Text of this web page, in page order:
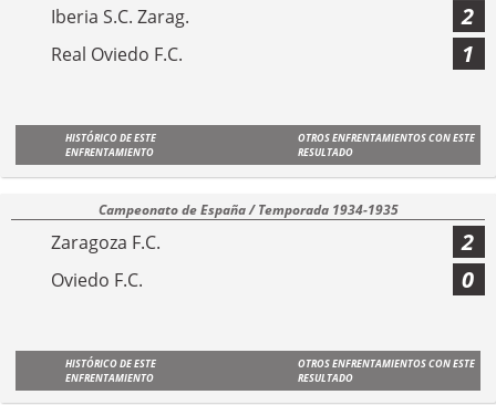
Iberia S.C. Zarag. 2
Real Oviedo F.C. 1
HISTÓRICO DE ESTE
ENFRENTAMIENTO
OTROS ENFRENTAMIENTOS CON ESTE
RESULTADO
Campeonato de España / Temporada 1934-1935
Zaragoza F.C. 2
Oviedo F.C. 0
HISTÓRICO DE ESTE
ENFRENTAMIENTO
OTROS ENFRENTAMIENTOS CON ESTE
RESULTADO